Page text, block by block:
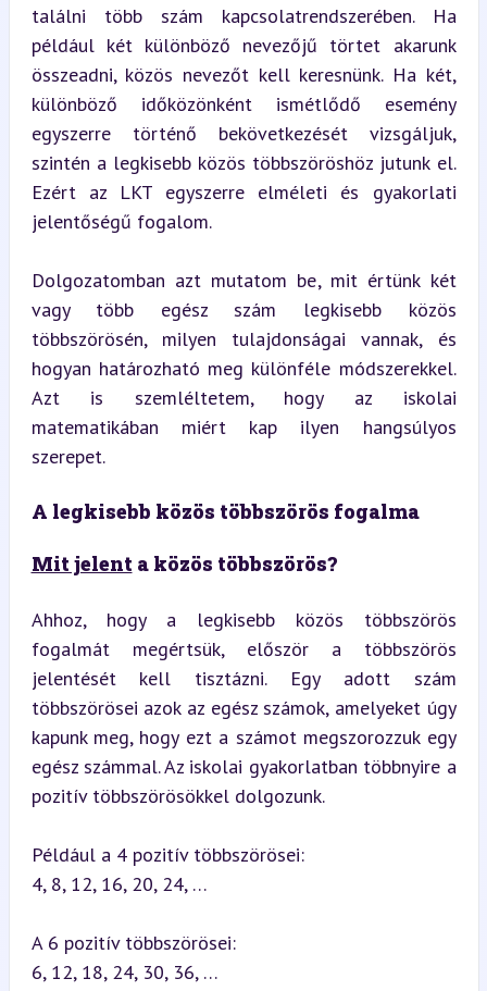
találni több szám kapcsolatrendszerében. Ha
például két különböző nevezőjű törtet akarunk
összeadni, közös nevezőt kell keresnünk. Ha két,
különböző időközönként ismétlődő esemény
egyszerre történő bekövetkezését vizsgáljuk,
szintén a legkisebb közös többszöröshöz jutunk el.
Ezért az LKT egyszerre elméleti és gyakorlati
jelentőségű fogalom.
Dolgozatomban azt mutatom be, mit értünk két
vagy több egész szám legkisebb közös
többszörösén, milyen tulajdonságai vannak, és
hogyan határozható meg különféle módszerekkel.
Azt is szemléltetem, hogy az iskolai
matematikában miért kap ilyen hangsúlyos
szerepet.
A legkisebb közös többszörös fogalma
Mit jelent a közös többszörös?
Ahhoz, hogy a legkisebb közös többszörös
fogalmát megértsük, először a többszörös
jelentését kell tisztázni. Egy adott szám
többszörösei azok az egész számok, amelyeket úgy
kapunk meg, hogy ezt a számot megszorozzuk egy
egész számmal. Az iskolai gyakorlatban többnyire a
pozitív többszörösökkel dolgozunk.
Például a 4 pozitív többszörösei:
4, 8, 12, 16, 20, 24, …
A 6 pozitív többszörösei:
6, 12, 18, 24, 30, 36, …